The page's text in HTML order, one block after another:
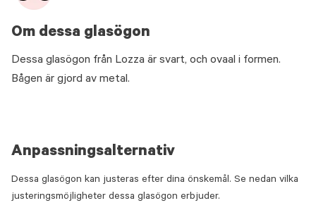
Om dessa glasögon
Dessa glasögon från Lozza är svart, och ovaal i formen.
Bågen är gjord av metal.
Anpassningsalternativ
Dessa glasögon kan justeras efter dina önskemål. Se nedan vilka
justeringsmöjligheter dessa glasögon erbjuder.